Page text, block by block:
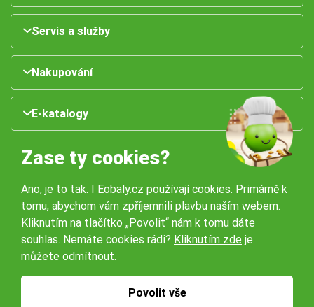
Servis a služby
Nakupování
E-katalogy
Naše pobočky:
Obchodní podmínky
Zase ty cookies?
Ano, je to tak. I Eobaly.cz používají cookies. Primárně k
tomu, abychom vám zpříjemnili plavbu naším webem.
Kliknutím na tlačítko „Povolit“ nám k tomu dáte
souhlas. Nemáte cookies rádi? Kliknutím zde je
můžete odmítnout.
Povolit vše